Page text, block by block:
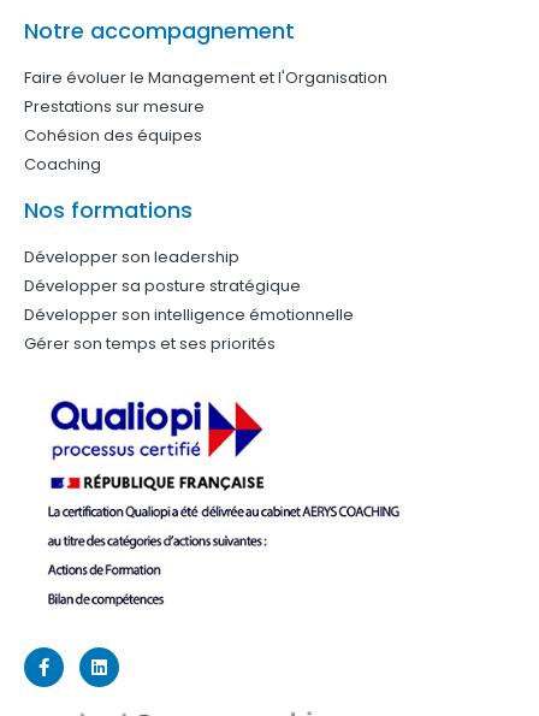
Notre accompagnement
Faire évoluer le Management et l'Organisation
Prestations sur mesure
Cohésion des équipes
Coaching
Nos formations
Développer son leadership
Développer sa posture stratégique
Développer son intelligence émotionnelle
Gérer son temps et ses priorités